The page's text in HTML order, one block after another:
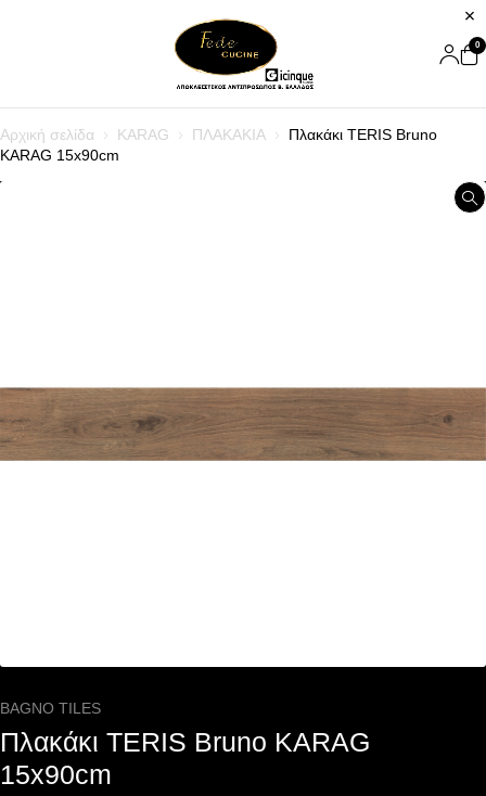
0
Αρχική σελίδα KARAG ΠΛΑΚΑΚΙΑ
Πλακάκι TERIS Bruno
KARAG 15x90cm
BAGNO TILES
Πλακάκι TERIS Bruno KARAG
15x90cm